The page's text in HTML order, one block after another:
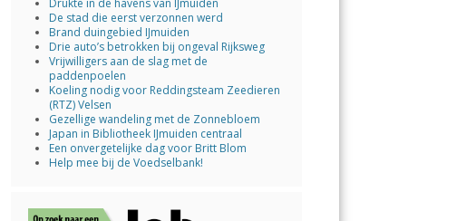
De stad die eerst verzonnen werd
Brand duingebied IJmuiden
Drie auto’s betrokken bij ongeval Rijksweg
Vrijwilligers aan de slag met de
paddenpoelen
Koeling nodig voor Reddingsteam Zeedieren
(RTZ) Velsen
Gezellige wandeling met de Zonnebloem
Japan in Bibliotheek IJmuiden centraal
Een onvergetelijke dag voor Britt Blom
Help mee bij de Voedselbank!